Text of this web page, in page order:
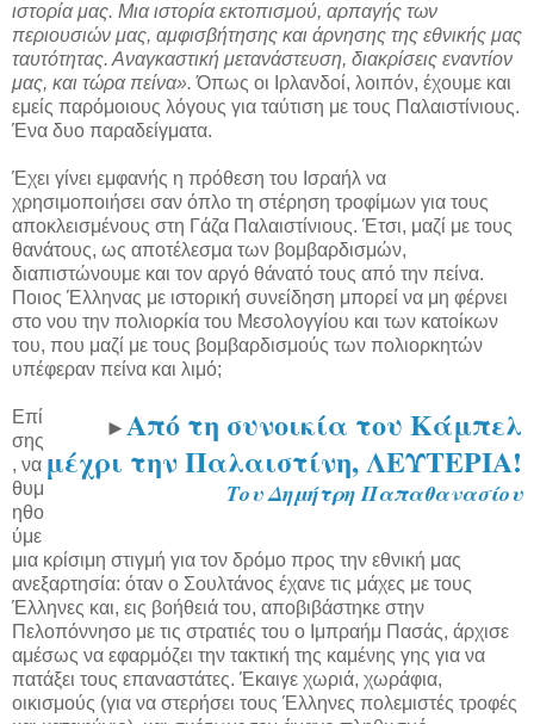
ιστορία μας. Μια ιστορία εκτοπισμού, αρπαγής των
περιουσιών μας, αμφισβήτησης και άρνησης της εθνικής μας
ταυτότητας. Αναγκαστική μετανάστευση, διακρίσεις εναντίον
μας, και τώρα πείνα». Όπως οι Ιρλανδοί, λοιπόν, έχουμε και
εμείς παρόμοιους λόγους για ταύτιση με τους Παλαιστίνιους.
Ένα δυο παραδείγματα.
Έχει γίνει εμφανής η πρόθεση του Ισραήλ να
χρησιμοποιήσει σαν όπλο τη στέρηση τροφίμων για τους
αποκλεισμένους στη Γάζα Παλαιστίνιους. Έτσι, μαζί με τους
θανάτους, ως αποτέλεσμα των βομβαρδισμών,
διαπιστώνουμε και τον αργό θάνατό τους από την πείνα.
Ποιος Έλληνας με ιστορική συνείδηση μπορεί να μη φέρνει
στο νου την πολιορκία του Μεσολογγίου και των κατοίκων
του, που μαζί με τους βομβαρδισμούς των πολιορκητών
υπέφεραν πείνα και λιμό;
►Από τη συνοικία του Κάμπελ
μέχρι την Παλαιστίνη, ΛΕΥΤΕΡΙΑ!
Του Δημήτρη Παπαθανασίου
Επί
σης
, να
θυμ
ηθο
ύμε
μια κρίσιμη στιγμή για τον δρόμο προς την εθνική μας
ανεξαρτησία: όταν ο Σουλτάνος έχανε τις μάχες με τους
Έλληνες και, εις βοήθειά του, αποβιβάστηκε στην
Πελοπόννησο με τις στρατιές του ο Ιμπραήμ Πασάς, άρχισε
αμέσως να εφαρμόζει την τακτική της καμένης γης για να
πατάξει τους επαναστάτες. Έκαιγε χωριά, χωράφια,
οικισμούς (για να στερήσει τους Έλληνες πολεμιστές τροφές